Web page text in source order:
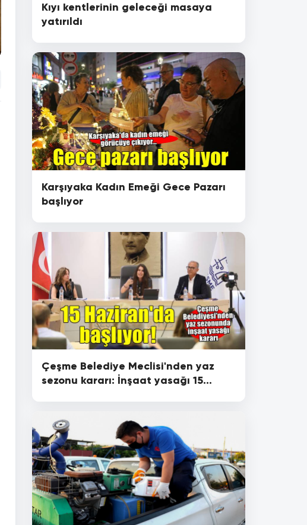
Kıyı kentlerinin geleceği masaya
yatırıldı
Karşıyaka Kadın Emeği Gece Pazarı
başlıyor
Çeşme Belediye Meclisi'nden yaz
sezonu kararı: İnşaat yasağı 15